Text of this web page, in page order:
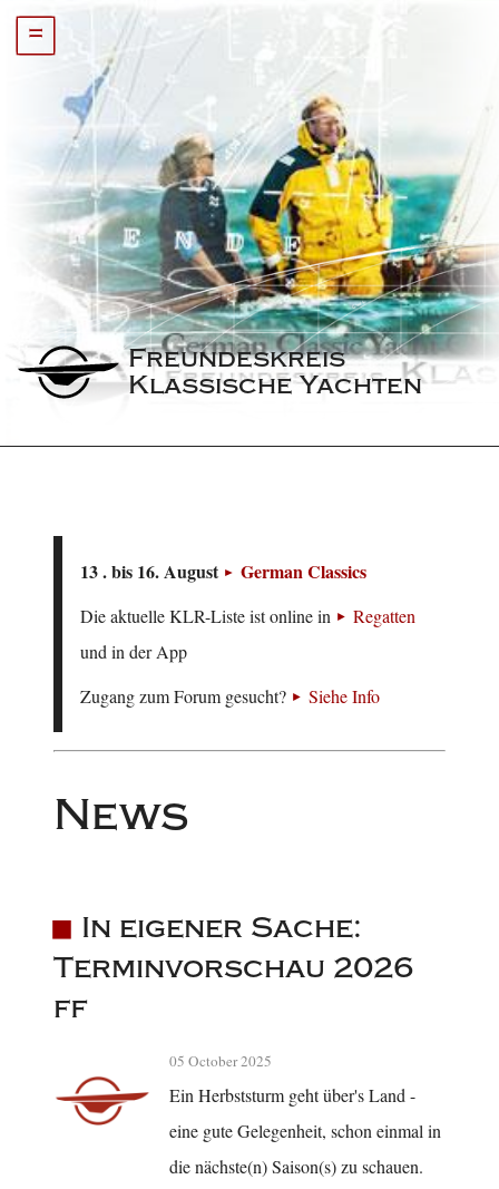
=
Freundeskreis
Klassische Yachten
13 . bis 16. August German Classics
Die aktuelle KLR-Liste ist online in
Regatten
und in der App
Zugang zum Forum gesucht?
Siehe Info
News
In eigener Sache:
Terminvorschau 2026
ff
05 October 2025
Ein Herbststurm geht über's Land -
eine gute Gelegenheit, schon einmal in
die nächste(n) Saison(s) zu schauen.